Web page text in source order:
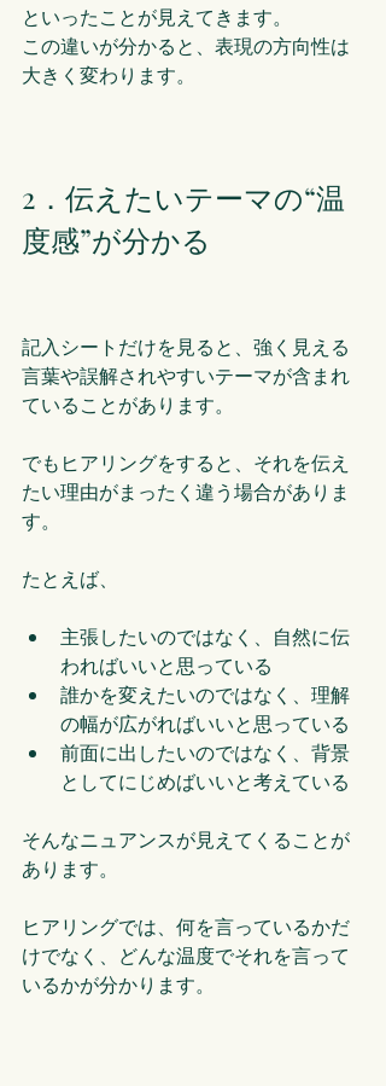
といったことが見えてきます。
この違いが分かると、表現の方向性は
大きく変わります。
2．伝えたいテーマの“温
度感”が分かる
記入シートだけを見ると、強く見える
言葉や誤解されやすいテーマが含まれ
ていることがあります。
でもヒアリングをすると、それを伝え
たい理由がまったく違う場合がありま
す。
たとえば、
主張したいのではなく、自然に伝
わればいいと思っている
誰かを変えたいのではなく、理解
の幅が広がればいいと思っている
前面に出したいのではなく、背景
としてにじめばいいと考えている
そんなニュアンスが見えてくることが
あります。
ヒアリングでは、何を言っているかだ
けでなく、どんな温度でそれを言って
いるかが分かります。